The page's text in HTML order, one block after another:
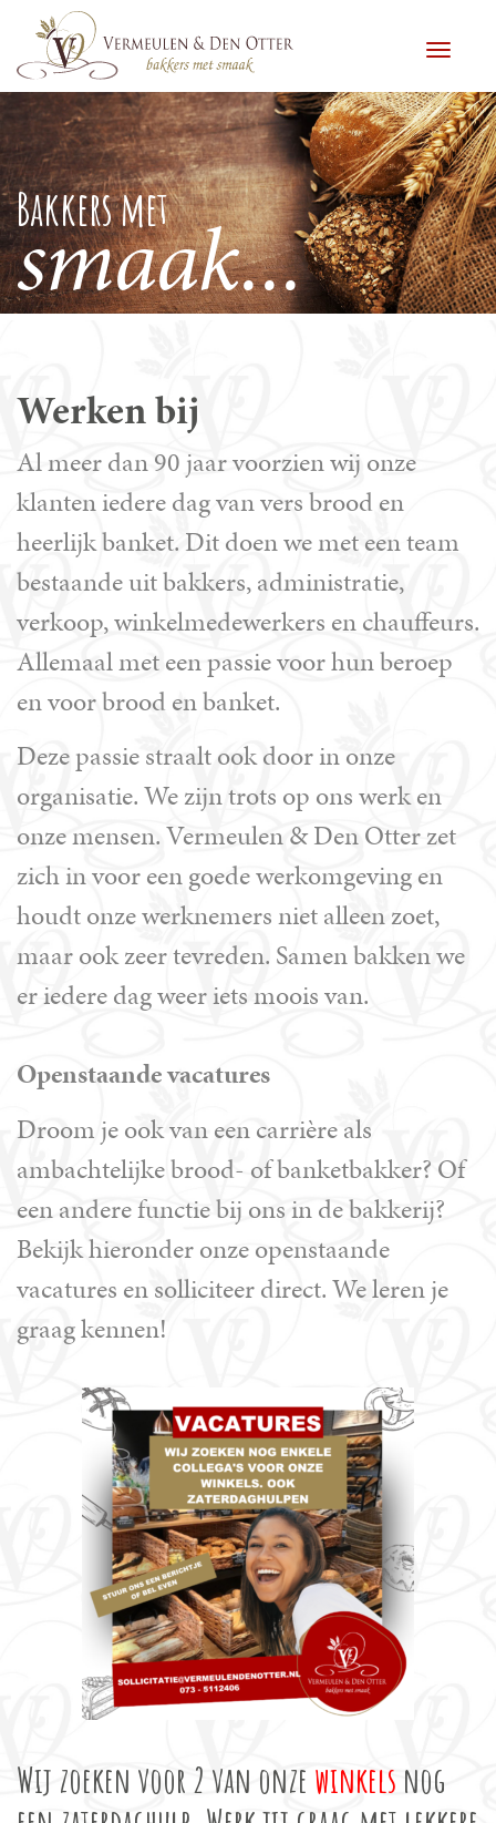
Bakkers met
smaak...
Werken bij
Al meer dan 90 jaar voorzien wij onze
klanten iedere dag van vers brood en
heerlijk banket. Dit doen we met een team
bestaande uit bakkers, administratie,
verkoop, winkelmedewerkers en chauffeurs.
Allemaal met een passie voor hun beroep
en voor brood en banket.
Deze passie straalt ook door in onze
organisatie. We zijn trots op ons werk en
onze mensen. Vermeulen & Den Otter zet
zich in voor een goede werkomgeving en
houdt onze werknemers niet alleen zoet,
maar ook zeer tevreden. Samen bakken we
er iedere dag weer iets moois van.
Openstaande vacatures
Droom je ook van een carrière als
ambachtelijke brood- of banketbakker? Of
een andere functie bij ons in de bakkerij?
Bekijk hieronder onze openstaande
vacatures en solliciteer direct. We leren je
graag kennen!
Wij zoeken voor 2 van onze winkels nog